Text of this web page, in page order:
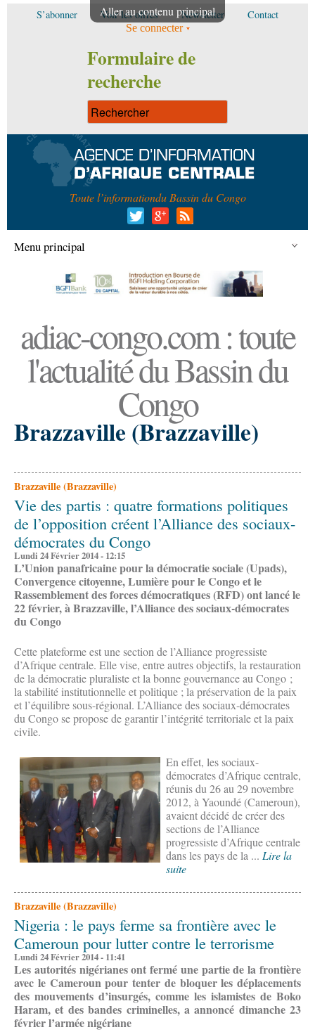
Aller au contenu principal
S’abonner Voir les offres Newsletter Contact
Se connecter
Formulaire de
recherche
Toute l’informationdu Bassin du Congo
Menu principal
adiac-congo.com : toute
l'actualité du Bassin du
Congo
Brazzaville (Brazzaville)
Brazzaville (Brazzaville)
Vie des partis : quatre formations politiques
de l’opposition créent l’Alliance des sociaux-
démocrates du Congo
Lundi 24 Février 2014 - 12:15
L’Union panafricaine pour la démocratie sociale (Upads),
Convergence citoyenne, Lumière pour le Congo et le
Rassemblement des forces démocratiques (RFD) ont lancé le
22 février, à Brazzaville, l’Alliance des sociaux-démocrates
du Congo
Cette plateforme est une section de l’Alliance progressiste
d’Afrique centrale. Elle vise, entre autres objectifs, la restauration
de la démocratie pluraliste et la bonne gouvernance au Congo ;
la stabilité institutionnelle et politique ; la préservation de la paix
et l’équilibre sous-régional. L’Alliance des sociaux-démocrates
du Congo se propose de garantir l’intégrité territoriale et la paix
civile.
En effet, les sociaux-
démocrates d’Afrique centrale,
réunis du 26 au 29 novembre
2012, à Yaoundé (Cameroun),
avaient décidé de créer des
sections de l’Alliance
progressiste d’Afrique centrale
dans les pays de la ... Lire la
suite
Brazzaville (Brazzaville)
Nigeria : le pays ferme sa frontière avec le
Cameroun pour lutter contre le terrorisme
Lundi 24 Février 2014 - 11:41
Les autorités nigérianes ont fermé une partie de la frontière
avec le Cameroun pour tenter de bloquer les déplacements
des mouvements d’insurgés, comme les islamistes de Boko
Haram, et des bandes criminelles, a annoncé dimanche 23
février l’armée nigériane